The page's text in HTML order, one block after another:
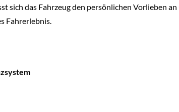
sich das Fahrzeug den persönlichen Vorlieben
Fahrerlebnis.